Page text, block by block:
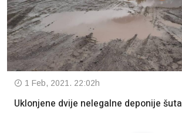
1 Feb, 2021. 22:02h
Uklonjene dvije nelegalne deponije šuta